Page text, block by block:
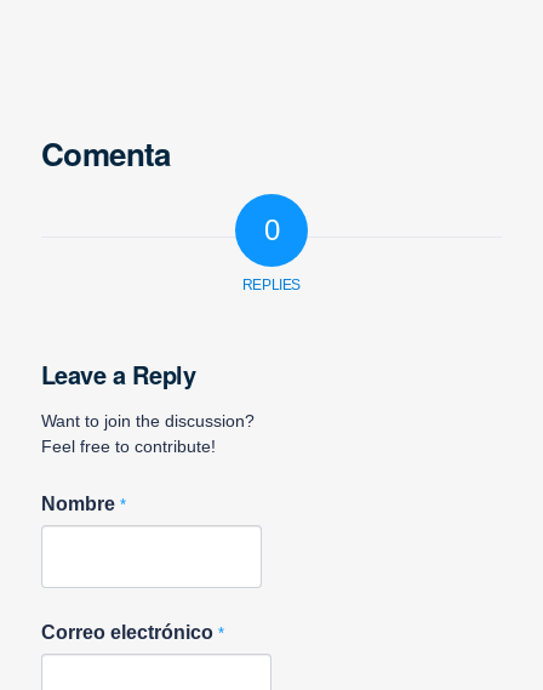
Comenta
0
REPLIES
Leave a Reply
Want to join the discussion?
Feel free to contribute!
Nombre *
Correo electrónico *